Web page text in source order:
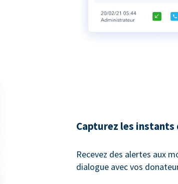
Capturez les instants
Recevez des alertes aux
dialogue avec vos